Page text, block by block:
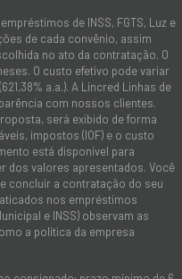
de INSS, FGTS, Luz e
de cada convênio, assim
no ato da contratação. O
O custo efetivo pode variar
a.a.). A Lincred Linhas de
com nossos clientes.
será exibido de forma
impostos (IOF) e o custo
está disponível para
dos valores apresentados. Você
concluir a contratação do seu
nos empréstimos
e INSS) observam as
a política da empresa